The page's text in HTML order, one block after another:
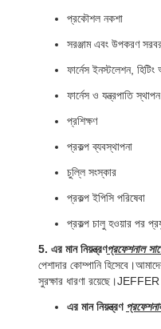
প্রকৌশল নকশা
সরঞ্জাম এবং উপকরণ
ফার্নেস ইনস্টলেশন,
ফার্নেস ও যন্ত্রপাতি
প্রশিক্ষণ
প্রকল্প ব্যবস্থাপনা
চুল্লি সংস্কার
প্রকল্প ইপিসি পরিষেবা
প্রকল্প চালু হওয়ার পর
5. এর মান নিয়ন্ত্রণপ্রফেশনাল
পেশাদার কোম্পানি
সুরক্ষার ধারণা রয়েছে।JEFFER
এর মান নিয়ন্ত্রণ